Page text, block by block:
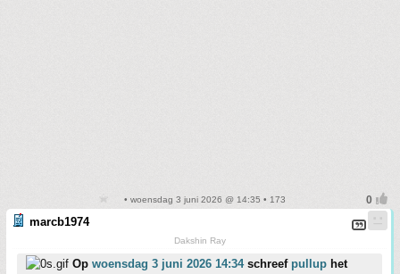
• woensdag 3 juni 2026 @ 14:35 • 173
marcb1974
Dakshin Ray
Op woensdag 3 juni 2026 14:34schreef pullup het